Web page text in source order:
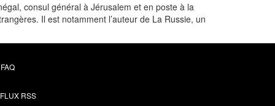
consul général à Jérusalem et en poste à la
Il est notamment l’auteur de La Russie, un
FAQ
FLUX RSS